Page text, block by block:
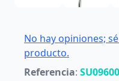
No hay opiniones;
producto.
Referencia: SU09600